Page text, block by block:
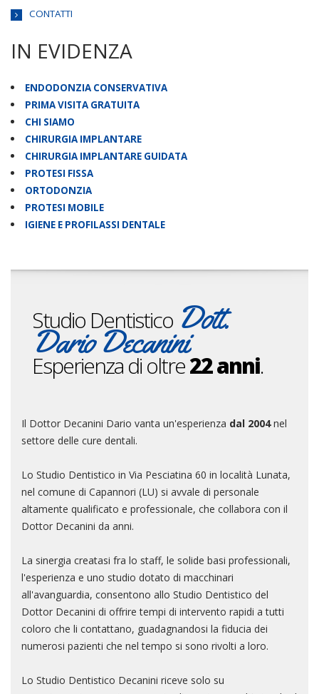
CONTATTI
IN EVIDENZA
ENDODONZIA CONSERVATIVA
PRIMA VISITA GRATUITA
CHI SIAMO
CHIRURGIA IMPLANTARE
CHIRURGIA IMPLANTARE GUIDATA
PROTESI FISSA
ORTODONZIA
PROTESI MOBILE
IGIENE E PROFILASSI DENTALE
Studio Dentistico Dott.
Dario Decanini
Esperienza di oltre22 anni.
Il Dottor Decanini Dario vanta un'esperienza dal 2004nel
settore delle cure dentali.
Lo Studio Dentistico in Via Pesciatina 60 in località Lunata,
nel comune di Capannori (LU) si avvale di personale
altamente qualificato e professionale, che collabora con il
Dottor Decanini da anni.
La sinergia creatasi fra lo staff, le solide basi professionali,
l'esperienza e uno studio dotato di macchinari
all'avanguardia, consentono allo Studio Dentistico del
Dottor Decanini di offrire tempi di intervento rapidi a tutti
coloro che li contattano, guadagnandosi la fiducia dei
numerosi pazienti che nel tempo si sono rivolti a loro.
Lo Studio Dentistico Decanini riceve solo su